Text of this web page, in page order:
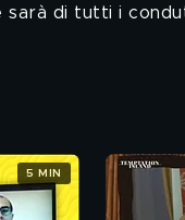
di tutti i
5 MIN